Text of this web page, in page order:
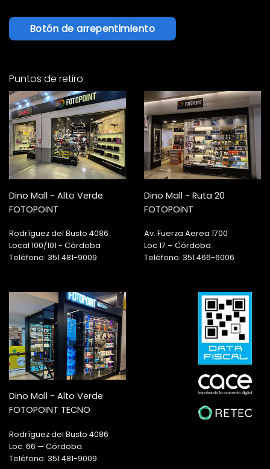
Botón de arrepentimiento
Puntos de retiro
Dino Mall - Alto Verde
FOTOPOINT
Rodríguez del Busto 4086
Local 100/101 - Córdoba
Teléfono: 351 481-9009
Dino Mall - Ruta 20
FOTOPOINT
Av. Fuerza Aerea 1700
Loc 17 – Córdoba.
Teléfono: 351 466-6006
Dino Mall - Alto Verde
FOTOPOINT TECNO
Rodríguez del Busto 4086
Loc. 66 — Córdoba.
Teléfono: 351 481-9009